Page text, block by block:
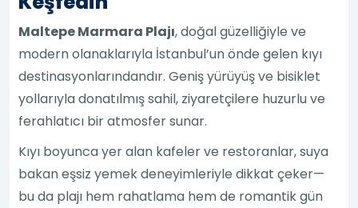
Maltepe Marmara Plajı, doğal güzelliğiyle ve
modern olanaklarıyla İstanbul’un önde gelen kıyı
destinasyonlarındandır. Geniş yürüyüş ve bisiklet
yollarıyla donatılmış sahil, ziyaretçilere huzurlu ve
ferahlatıcı bir atmosfer sunar.
Kıyı boyunca yer alan kafeler ve restoranlar, suya
bakan eşsiz yemek deneyimleriyle dikkat çeker—
bu da plajı hem rahatlama hem de romantik gün